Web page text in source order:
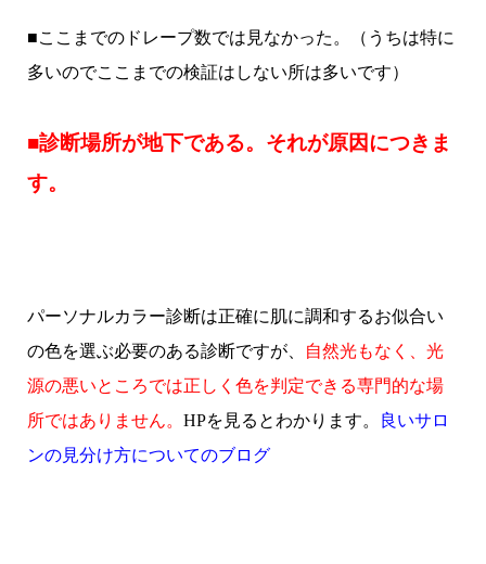
■ここまでのドレープ数では見なかった。（うちは特に
多いのでここまでの検証はしない所は多いです）
■診断場所が地下である。それが原因につきま
す。
パーソナルカラー診断は正確に肌に調和するお似合い
の色を選ぶ必要のある診断ですが、
自然光もなく、光
源の悪いところでは正しく色を判定できる専門的な場
所ではありません。 HPを見るとわかります。
良いサロ
ンの見分け方についてのブログ